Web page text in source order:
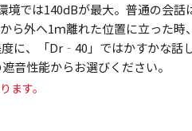
では140dBが最大。普通の会話
ら外へ1ｍ離れた位置に立った時
に、「Dr‐40」ではかすかな話
音性能からお選びください。
ます。